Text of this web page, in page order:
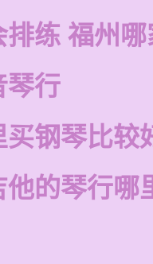
排练 福州
琴行
买钢琴比较
他的琴行哪